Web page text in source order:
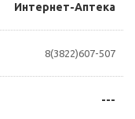
Интернет-Аптека
8(3822)607-507
---